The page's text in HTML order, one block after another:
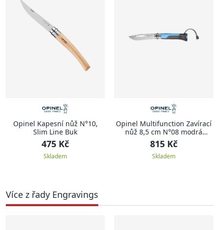
Opinel Kapesní nůž N°10,
Slim Line Buk
475 Kč
Skladem
Opinel Multifunction Zavírací
nůž 8,5 cm N°08 modrá
MULTIFUNCTION
815 Kč
Skladem
Více z řady Engravings